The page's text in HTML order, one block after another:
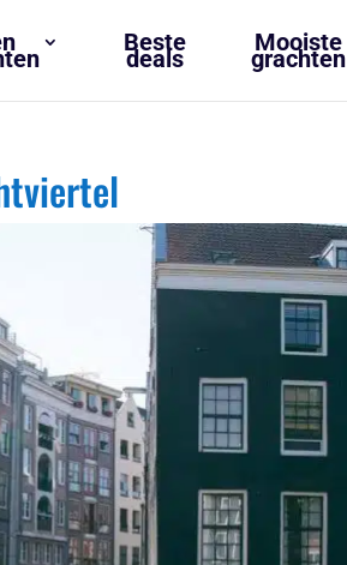
Beste
deals
Mooiste
grachten